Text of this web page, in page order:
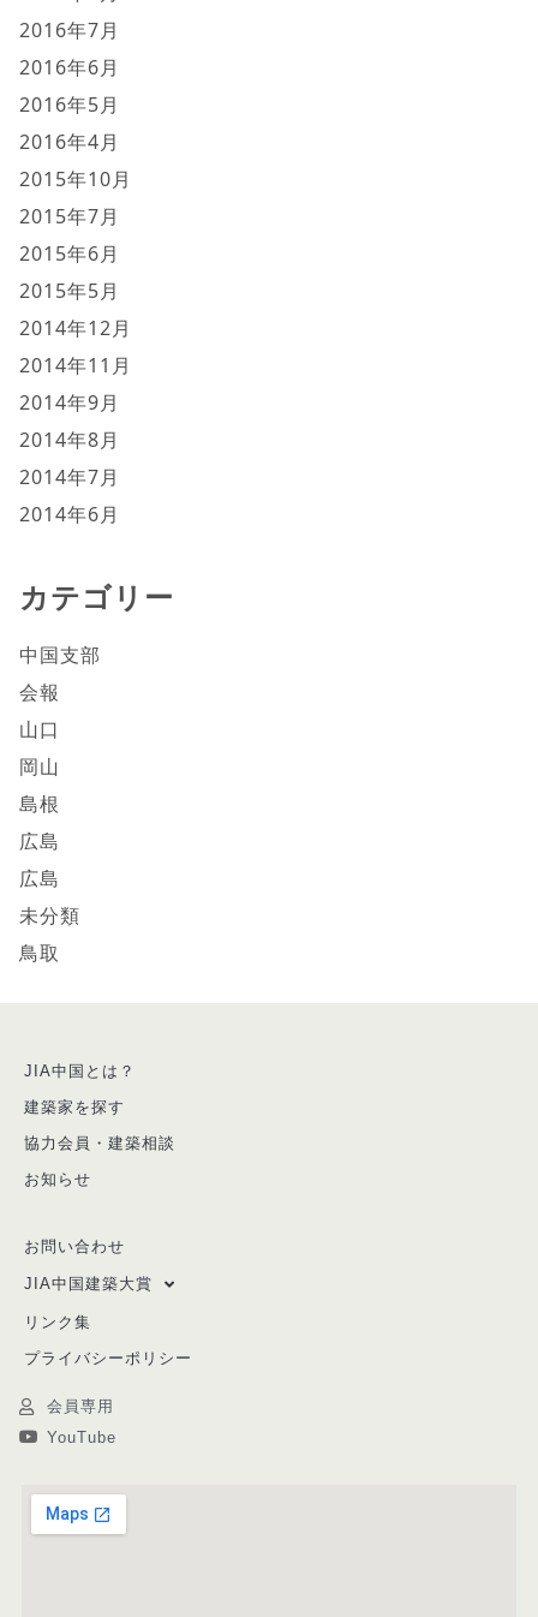
2016年7月
2016年6月
2016年5月
2016年4月
2015年10月
2015年7月
2015年6月
2015年5月
2014年12月
2014年11月
2014年9月
2014年8月
2014年7月
2014年6月
カテゴリー
中国支部
会報
山口
岡山
島根
広島
広島
未分類
鳥取
JIA中国とは？
建築家を探す
協力会員・建築相談
お知らせ
お問い合わせ
JIA中国建築大賞
リンク集
プライバシーポリシー
会員専用
YouTube